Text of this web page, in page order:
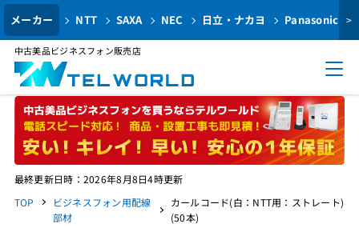
メーカー NTT SAXA NEC 日立・ナカヨ Panasonic >
中古美品ビジネスフォン販売店
最終更新日時：2026年8月8日4時更新
TOP
ビジネスフォン用配線
部材
カールコード(白：NTT用：ストレート)
(50本)